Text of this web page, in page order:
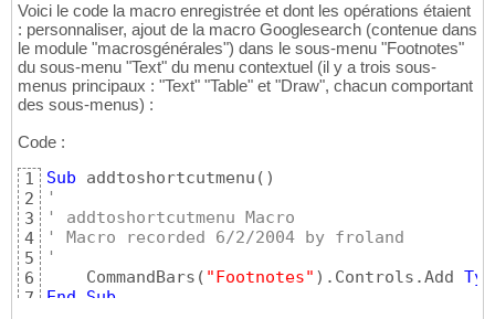
Voici le code la macro enregistrée et dont les opérations étaient
: personnaliser, ajout de la macro Googlesearch (contenue dans
le module "macrosgénérales") dans le sous-menu "Footnotes"
du sous-menu "Text" du menu contextuel (il y a trois sous-
menus principaux : "Text" "Table" et "Draw", chacun comportant
des sous-menus) :
Code :
1
2
3
4
5
6
7
Sub addtoshortcutmenu ( )
'
' addtoshortcutmenu Macro
' Macro recorded 6/2/2004 by froland
'
    CommandBars
( "Footnotes" ) .Controls.Add
End
Sub